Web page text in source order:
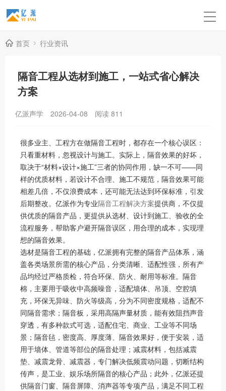
首页 行业资讯
隔音工程从选材到施工，一站式省心解决
方案
亿派声学 2026-04-08 阅读 811
很多业主、工程方在做隔音工程时，都存在一个核心误区：
只看重材料，忽视设计与施工。实际上，隔音效果的好坏，
取决于“材料×设计×施工”三者的协同作用，缺一不可——同
样的优质材料，若设计不合理、施工不规范，隔音效果可能
相差几倍，不仅浪费成本，还可能无法达到环保标准，引发
后期整改。亿派作为专业隔音工程解决方案提供商，不仅提
供优质的隔音产品，更提供从选材、设计到施工、验收的全
流程服务，帮助客户避开隔音误区，用合理的成本，实现理
想的隔音效果。
选材是隔音工程的基础，亿派拥有完整的隔音产品体系，涵
盖各类场景所需的核心产品，分类清晰、适配性强，所有产
品均经过严格质检，符合环保、防火、耐用等标准。隔音
棉，主要用于吸收中高频噪音，适配墙体、吊顶、空腔填
充，环保无异味、防火等级高，分为不同密度规格，适配不
同隔音需求；隔音板，采用高隔声量材质，能有效阻挡声音
穿透，有多种款式可选，适配住宅、商业、工业等不同场
景；隔音毡，密度高、厚度薄、隔音效果好，便于安装，适
用于墙体、管道等部位的隔音处理；减震材料，包括减震
垫、减震龙骨、减震器，专门解决低频震动问题，切断结构
传声，是工业、娱乐场所隔音的核心产品；此外，亿派还提
供隔音门窗、隔音屏障、消声器等专项产品，满足不同工程